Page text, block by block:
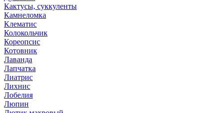
Кактусы, суккуленты
Камнеломка
Клематис
Колокольчик
Кореопсис
Котовник
Лаванда
Лапчатка
Лиатрис
Лихнис
Лобелия
Люпин